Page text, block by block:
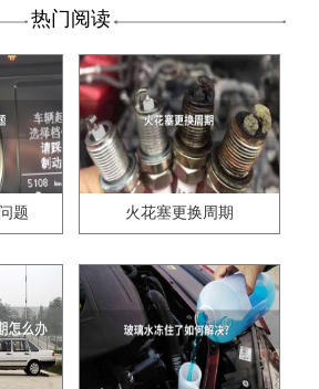
热门阅读
题 火花塞更换周期